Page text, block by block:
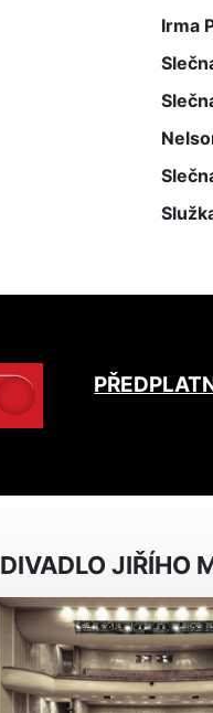
Irma
DIVADLO JIŘÍHO